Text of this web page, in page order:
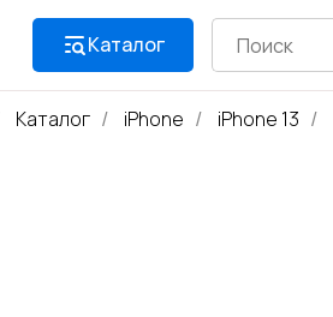
Каталог
Каталог / iPhone / iPhone 13 /